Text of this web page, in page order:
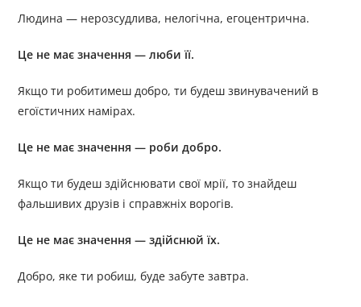
Людина — нерозсудлива, нелогічна, егоцентрична.
Це не має значення — люби її.
Якщо ти робитимеш добро, ти будеш звинувачений в
егоїстичних намірах.
Це не має значення — роби добро.
Якщо ти будеш здійснювати свої мрії, то знайдеш
фальшивих друзів і справжніх ворогів.
Це не має значення — здійснюй їх.
Добро, яке ти робиш, буде забуте завтра.